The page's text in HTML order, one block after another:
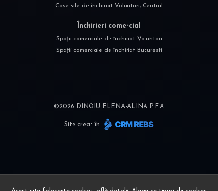
Case vile de închiriat Voluntari, Central
Închirieri comercial
Spații comerciale de închiriat Voluntari
Spații comerciale de închiriat Bucuresti
©2026 DINOIU ELENA-ALINA P.F.A
Site creat în